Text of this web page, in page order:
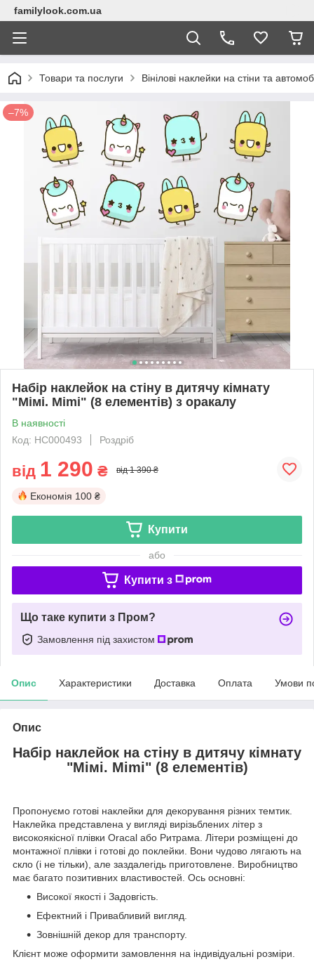
familylook.com.ua
Товари та послуги Вінілові наклейки на стіни та
–7%
Набір наклейок на стіну в дитячу кімнату
"Мімі. Mimi" (8 елементів) з оракалу
В наявності
Код: НС000493
Роздріб
від 1 290 ₴ від 1 390 ₴
Економія 100 ₴
Купити
або
Купити з
Що таке купити з Пром?
Замовлення під захистом
Опис Характеристики Доставка Оплата Умови
Опис
Набір наклейок на стіну в дитячу кімнату
"Мімі. Mimi" (8 елементів)
Пропонуємо готові наклейки для декорування різних темтик.
Наклейка представлена у вигляді вирізьблених літер з
високоякісної плівки Oracal або Ритрама. Літери розміщені до
монтажної плівки і готові до поклейки. Вони чудово лягають на
скло (і не тільки), але заздалегідь приготовлене. Виробництво
має багато позитивних властивостей. Ось основні:
Високої якості і Задовгість.
Ефектний і Привабливий вигляд.
Зовнішній декор для транспорту.
Клієнт може оформити замовлення на індивідуальні розміри.